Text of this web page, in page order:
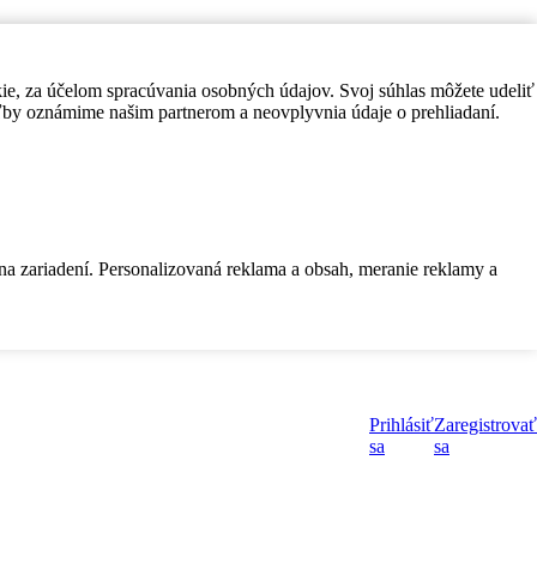
za účelom spracúvania osobných údajov. Svoj súhlas môžete udeliť
oznámime našim partnerom a neovplyvnia údaje o prehliadaní.
Personalizovaná reklama a obsah, meranie reklamy a
Prihlásiť
sa
Zaregistrovať
sa